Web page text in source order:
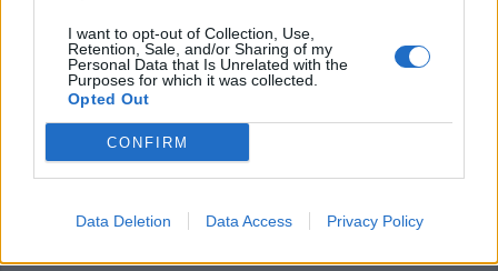
I want to opt-out of Collection, Use,
Retention, Sale, and/or Sharing of my
Personal Data that Is Unrelated with the
Purposes for which it was collected.
Opted Out
CONFIRM
Data Deletion Data Access Privacy Policy